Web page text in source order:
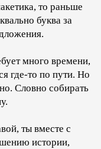
то раньше
буква за
много времени,
где-то по пути. Но
Словно собирать
ты вместе с
истории,